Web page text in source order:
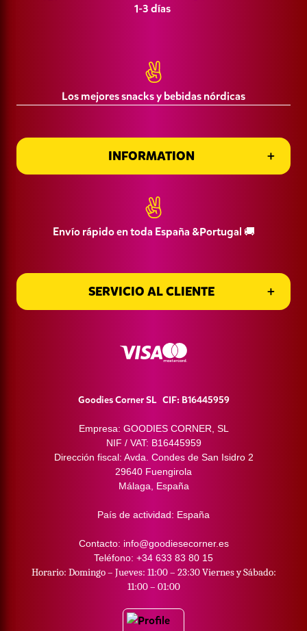
1-3 días
Los mejores snacks y bebidas nórdicas
INFORMATION
CIF: B16445959 Namn: Goodies Corner SL
Términos y Condiciones de Compra
Envío rápido en toda España &Portugal 🚚
SERVICIO AL CLIENTE
Goodies Corner SL CIF: B16445959
Empresa: GOODIES CORNER, SL
NIF / VAT: B16445959
Dirección fiscal: Avda. Condes de San Isidro 2
29640 Fuengirola
Málaga, España
País de actividad: España
Contacto: info@goodiesecorner.es
Teléfono: +34 633 83 80 15
Horario: Domingo – Jueves: 11:00 – 23:30 Viernes y Sábado:
11:00 – 01:00